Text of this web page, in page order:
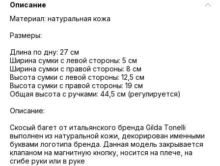
Описание
Материал: натуральная кожа
Размеры:
Длина по дну: 27 см
Ширина сумки с левой стороны: 5 см
Ширина сумки с правой стороны: 8 см
Высота сумки с левой стороны: 12,5 см
Высота сумки с правой стороны: 19 см
Общая высота с ручками: 44,5 см (регулируется)
Описание:
Скосый багет от итальянского бренда Gilda Tonelli
выполнен из натуральной кожи, декорирован именными
буквами логотипа бренда. Данная модель закрывается
клапаном на магнитную кнопку, носится на плече, на
сгибе руки или в руке